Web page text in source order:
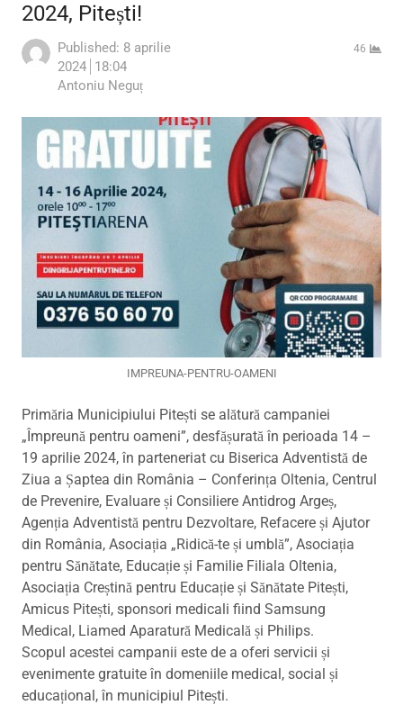
2024, Pitești!
Published: 8 aprilie
2024 18:04
Author
Antoniu Neguț
46
IMPREUNA-PENTRU-OAMENI
Primăria Municipiului Pitești se alătură campaniei
„Împreună pentru oameni”, desfășurată în perioada 14 –
19 aprilie 2024, în parteneriat cu Biserica Adventistă de
Ziua a Șaptea din România – Conferința Oltenia, Centrul
de Prevenire, Evaluare și Consiliere Antidrog Argeș,
Agenția Adventistă pentru Dezvoltare, Refacere și Ajutor
din România, Asociația „Ridică-te și umblă”, Asociația
pentru Sănătate, Educație și Familie Filiala Oltenia,
Asociația Creștină pentru Educație și Sănătate Pitești,
Amicus Pitești, sponsori medicali fiind Samsung
Medical, Liamed Aparatură Medicală și Philips.
Scopul acestei campanii este de a oferi servicii și
evenimente gratuite în domeniile medical, social și
educațional, în municipiul Pitești.